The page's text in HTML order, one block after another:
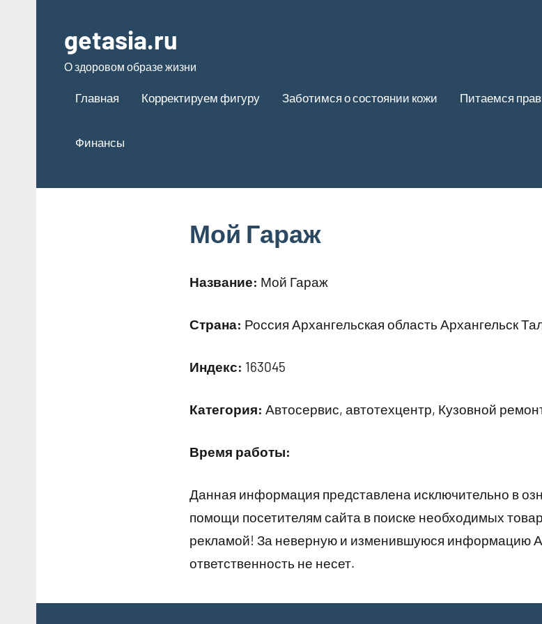
содержимому
getasia.ru
О здоровом образе жизни
Главная Корректируем фигуру Заботимся о состоянии кожи Питаемся
Финансы
Мой Гараж
Название: Мой Гараж
Страна: Россия Архангельская область Архангельск
Индекс: 163045
Категория: Автосервис, автотехцентр, Кузовной
Время работы:
Данная информация представлена исключительно в
помощи посетителям сайта в поиске необходимых
рекламой! За неверную и изменившуюся информацию
ответственность не несет.